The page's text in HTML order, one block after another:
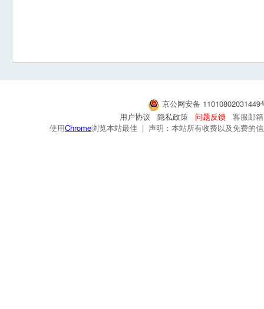
京公网安备
用户协议
隐私政策 问题反馈
客服邮
使用Chrome浏览本站最佳 | 声明：本站所有收费以及免费的